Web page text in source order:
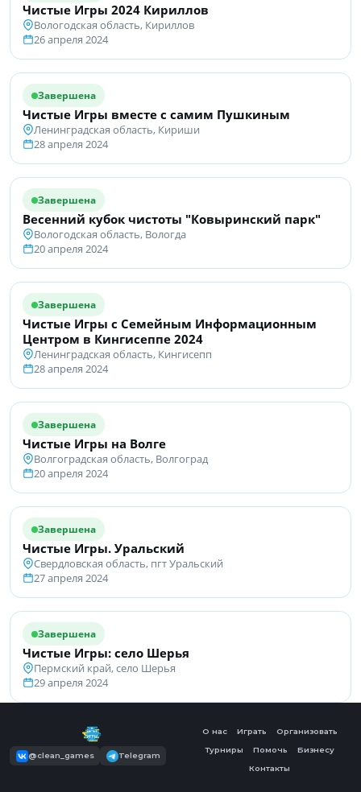
Чистые Игры 2024 Кириллов
Вологодская область, Кириллов
26 апреля 2024
Завершена
Чистые Игры вместе с самим Пушкиным
Ленинградская область, Кириши
28 апреля 2024
Завершена
Весенний кубок чистоты "Ковыринский парк"
Вологодская область, Вологда
20 апреля 2024
Завершена
Чистые Игры с Семейным Информационным
Центром в Кингисеппе 2024
Ленинградская область, Кингисепп
28 апреля 2024
Завершена
Чистые Игры на Волге
Волгоградская область, Волгоград
20 апреля 2024
Завершена
Чистые Игры. Уральский
Свердловская область, пгт Уральский
27 апреля 2024
Завершена
Чистые Игры: село Шерья
Пермский край, село Шерья
29 апреля 2024
@clean_games Telegram
О нас Играть Организовать
Турниры Помочь Бизнесу
Контакты